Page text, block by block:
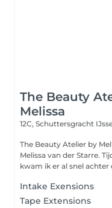
The Beauty
Melissa
12C, Schuttersgracht
The Beauty Atelier by
Melissa van der Starre.
kwam ik er al snel achter
Intake Exensions
Tape Extensions